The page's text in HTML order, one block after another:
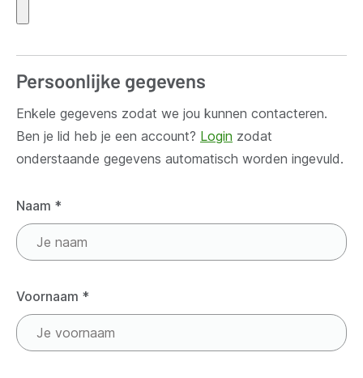
Persoonlijke gegevens
Enkele gegevens zodat we jou kunnen contacteren.
Ben je lid heb je een account? Login zodat
onderstaande gegevens automatisch worden ingevuld.
Naam *
Voornaam *